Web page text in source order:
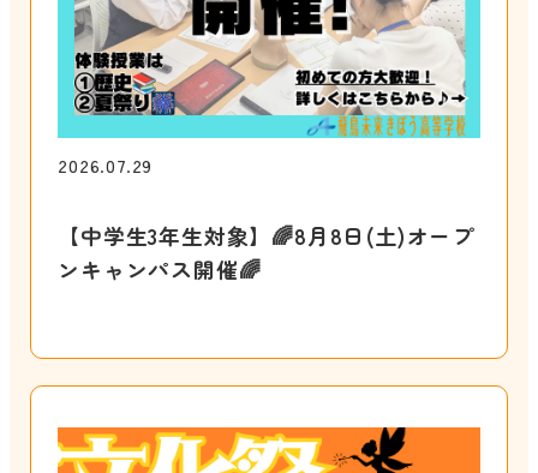
【中学生3年生対象】🌈8月8日(土)オープ
ンキャンパス開催🌈
2026.07.29